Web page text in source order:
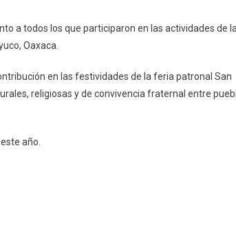
a todos los que participaron en las actividades de la
Oaxaca.
en las festividades de la feria patronal San
religiosas y de convivencia fraternal entre
año.